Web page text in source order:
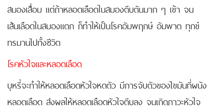
สมองเสื่อม แต่ถ้าหลอดเลือดในสมองตีบตันมาก ๆ เข้า จน
เส้นเลือดในสมองแตก ก็ทำให้เป็นโรคอัมพฤกษ์ อัมพาต ทุกข์
ทรมานไปทั้งชีวิต
โรคหัวใจและหลอดเลือด
บุหรี่จะทำให้หลอดเลือดหัวใจหดตัว มีการจับตัวของไขมันที่ผนัง
หลอดเลือด ส่งผลให้หลอดเลือดหัวใจตีบลง จนเกิดภาวะหัวใจ